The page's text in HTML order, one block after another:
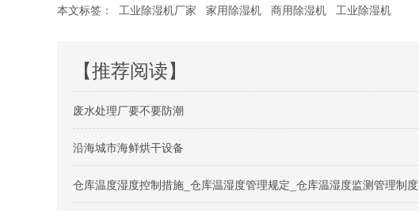
本文标签： 工业除湿机厂家 家用除湿机 商用除湿机 工业除湿机
【推荐阅读】
废水处理厂要不要防潮
沿海城市海鲜烘干设备
仓库温度湿度控制措施_仓库温湿度管理规定_仓库温湿度监测管理制度